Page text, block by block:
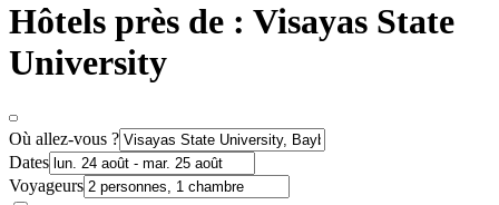
Hôtels près de : Visayas State
University
Où allez-vous ?
Dates
Voyageurs